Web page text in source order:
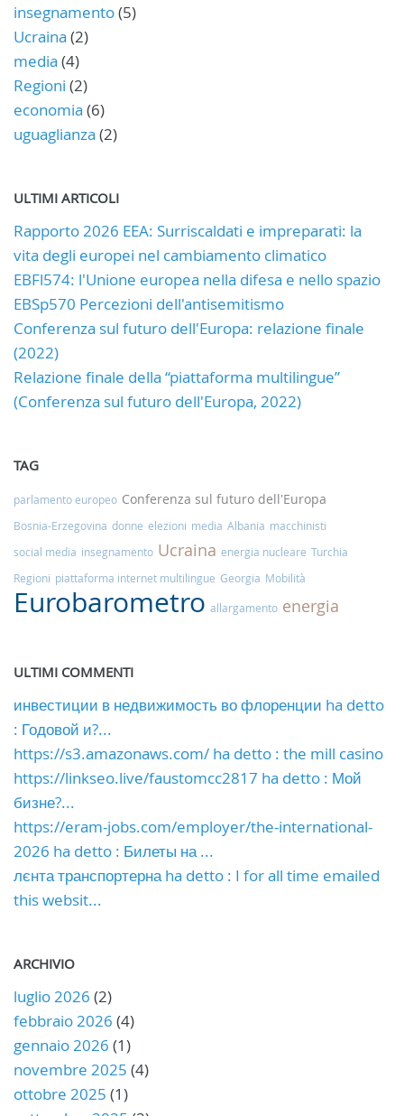
insegnamento(5)
Ucraina (2)
media (4)
Regioni (2)
economia (6)
uguaglianza (2)
ULTIMI ARTICOLI
Rapporto 2026 EEA: Surriscaldati e impreparati: la
vita degli europei nel cambiamento climatico
EBFl574: l'Unione europea nella difesa e nello spazio
EBSp570 Percezioni dell'antisemitismo
Conferenza sul futuro dell'Europa: relazione finale
(2022)
Relazione finale della “piattaforma multilingue”
(Conferenza sul futuro dell'Europa, 2022)
TAG
parlamento europeo Conferenza sul futuro dell'Europa
Bosnia-Erzegovina donne elezioni media Albania macchinisti
social media insegnamento Ucraina energia nucleare Turchia
Regioni piattaforma internet multilingue Georgia Mobilità
Eurobarometro allargamento energia
ULTIMI COMMENTI
инвестиции в недвижимость во флоренции ha detto
: Годовой и?...
https://s3.amazonaws.com/ ha detto : the mill casino
https://linkseo.live/faustomcc2817 ha detto : Мой
бизне?...
https://eram-jobs.com/employer/the-international-
2026 ha detto : Билеты на ...
лєнта транспортерна ha detto : I for all time emailed
this websit...
ARCHIVIO
luglio 2026 (2)
febbraio 2026 (4)
gennaio 2026 (1)
novembre 2025 (4)
ottobre 2025 (1)